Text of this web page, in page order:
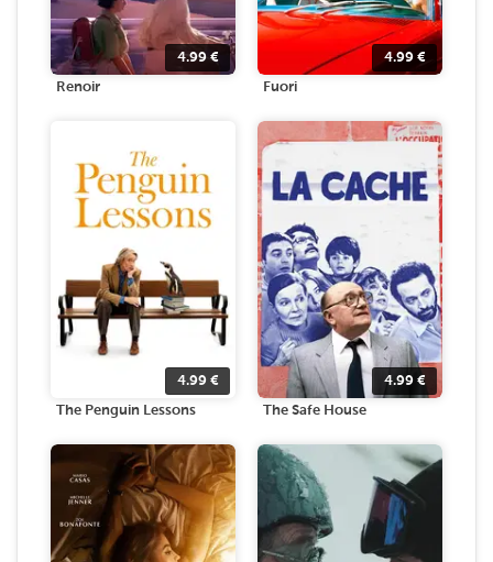
4.99 €
Renoir
4.99 €
Fuori
4.99 €
The Penguin Lessons
4.99 €
The Safe House